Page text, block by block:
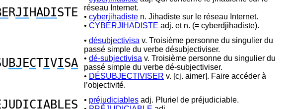
RJI HADISTE
réseau Internet.
• cyberjihadiste n. Jihadiste sur le réseau Internet.
• CYBERJIHADISTE adj. et n. (= cyberdjihadiste).
BJ ECTIVISA
• désubjectivisa v. Troisième personne du singulier du
passé simple du verbe désubjectiviser.
• dé-subjectivisa v. Troisième personne du singulier du
passé simple du verbe dé-subjectiviser.
• DÉSUBJECTIVISER v. [cj. aimer]. Faire accéder à
l’objectivité.
UDICIABLES • préjudiciables adj. Pluriel de préjudiciable.